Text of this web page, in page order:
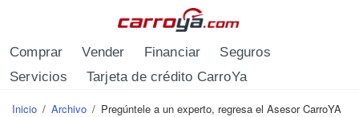
Comprar Vender Financiar
Seguros
Servicios
Tarjeta de crédito CarroYa
Inicio / Archivo / Pregúntele a un experto, regresa el Asesor CarroYA